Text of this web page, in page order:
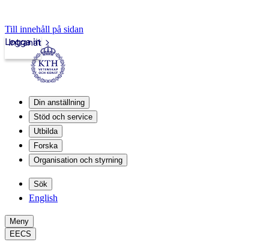
Till innehåll på sidan
Intranät
Logga in
Din anställning
Stöd och service
Utbilda
Forska
Organisation och styrning
Sök
English
Meny
EECS